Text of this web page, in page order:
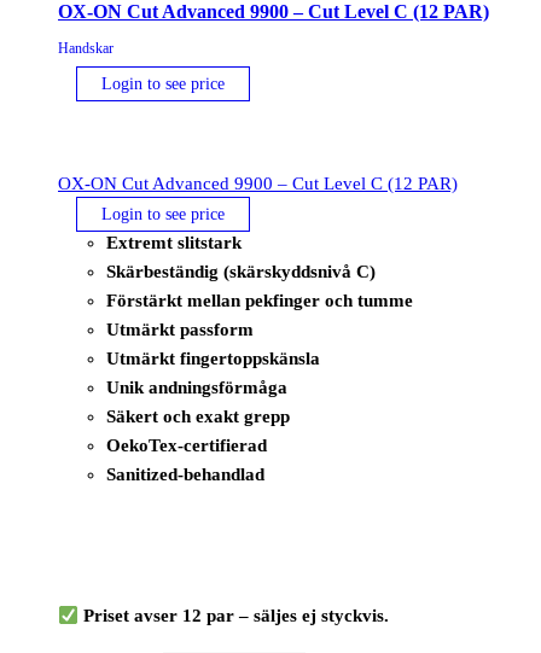
OX-ON Cut Advanced 9900 – Cut Level C (12 PAR)
Handskar
Login to see price
OX-ON Cut Advanced 9900 – Cut Level C (12 PAR)
Login to see price
Extremt slitstark
Skärbeständig (skärskyddsnivå C)
Förstärkt mellan pekfinger och tumme
Utmärkt passform
Utmärkt fingertoppskänsla
Unik andningsförmåga
Säkert och exakt grepp
OekoTex-certifierad
Sanitized-behandlad
Priset avser 12 par – säljes ej styckvis.